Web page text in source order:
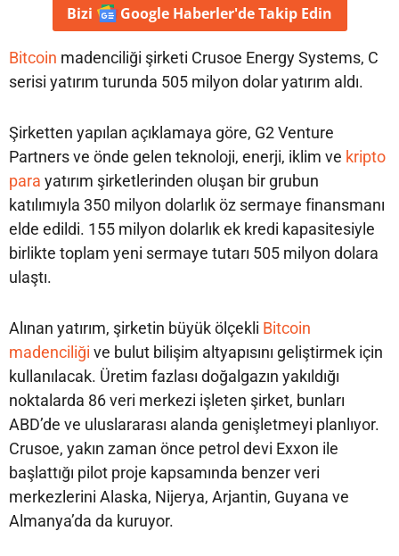
Bizi Google Haberler'deTakip Edin
Bitcoin madenciliği şirketi Crusoe Energy Systems, C
serisi yatırım turunda 505 milyon dolar yatırım aldı.
Şirketten yapılan açıklamaya göre, G2 Venture
Partners ve önde gelen teknoloji, enerji, iklim ve kripto
para yatırım şirketlerinden oluşan bir grubun
katılımıyla 350 milyon dolarlık öz sermaye finansmanı
elde edildi. 155 milyon dolarlık ek kredi kapasitesiyle
birlikte toplam yeni sermaye tutarı 505 milyon dolara
ulaştı.
Alınan yatırım, şirketin büyük ölçekli Bitcoin
madenciliği ve bulut bilişim altyapısını geliştirmek için
kullanılacak. Üretim fazlası doğalgazın yakıldığı
noktalarda 86 veri merkezi işleten şirket, bunları
ABD’de ve uluslararası alanda genişletmeyi planlıyor.
Crusoe, yakın zaman önce petrol devi Exxon ile
başlattığı pilot proje kapsamında benzer veri
merkezlerini Alaska, Nijerya, Arjantin, Guyana ve
Almanya’da da kuruyor.